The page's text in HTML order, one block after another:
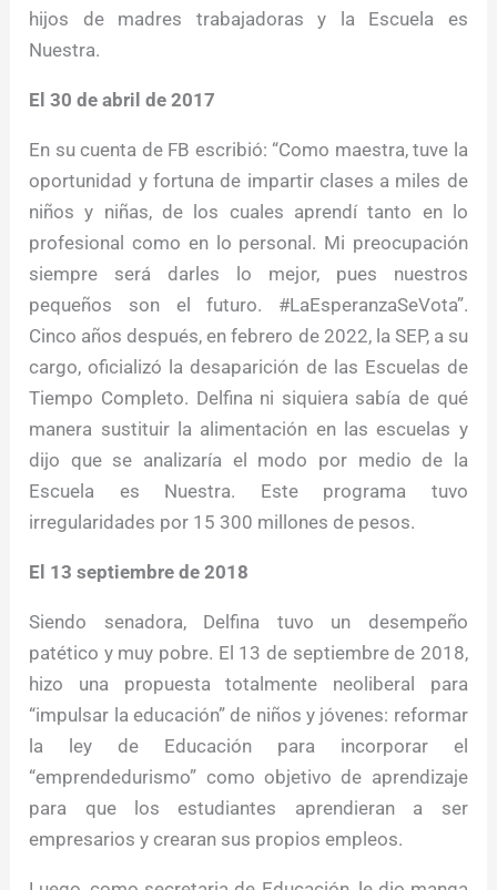
hijos de madres trabajadoras y la Escuela es
Nuestra.
El 30 de abril de 2017
En su cuenta de FB escribió: “Como maestra, tuve la
oportunidad y fortuna de impartir clases a miles de
niños y niñas, de los cuales aprendí tanto en lo
profesional como en lo personal. Mi preocupación
siempre será darles lo mejor, pues nuestros
pequeños son el futuro. #LaEsperanzaSeVota”.
Cinco años después, en febrero de 2022, la SEP, a su
cargo, oficializó la desaparición de las Escuelas de
Tiempo Completo. Delfina ni siquiera sabía de qué
manera sustituir la alimentación en las escuelas y
dijo que se analizaría el modo por medio de la
Escuela es Nuestra. Este programa tuvo
irregularidades por 15 300 millones de pesos.
El 13 septiembre de 2018
Siendo senadora, Delfina tuvo un desempeño
patético y muy pobre. El 13 de septiembre de 2018,
hizo una propuesta totalmente neoliberal para
“impulsar la educación” de niños y jóvenes: reformar
la ley de Educación para incorporar el
“emprendedurismo” como objetivo de aprendizaje
para que los estudiantes aprendieran a ser
empresarios y crearan sus propios empleos.